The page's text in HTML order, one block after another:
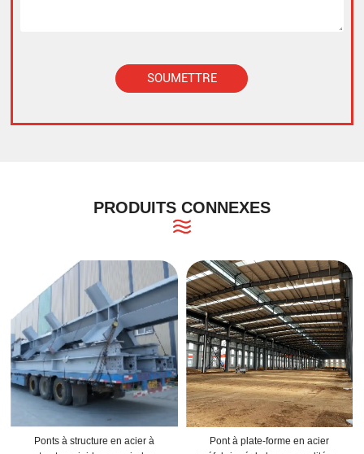
SOUMETTRE
PRODUITS CONNEXES
Rénovation de la structure du pont
Fabricant professionnel